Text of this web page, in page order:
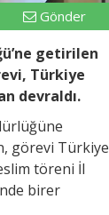
Gönder
getirilen
Türkiye
devraldı.
görevi Türkiye
töreni İl
birer